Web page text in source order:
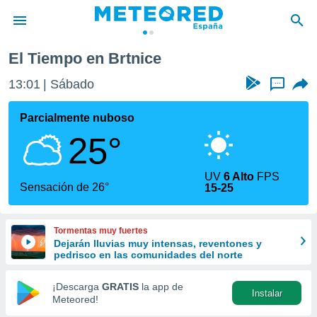
de
por
se
calidad.
a este
las
y
forma
digital
basada
El Tiempo en Brtnice
13:01 Sábado ...
Parcialmente nuboso
25°
Sensación de 26°
UV6 Alto FPS
15-25
Tormentas muy fuertes
Dejarán lluvias muy intensas, reventones y
pedrisco en las comunidades del norte
¡Descarga GRATIS la app de
Meteored!
Instalar